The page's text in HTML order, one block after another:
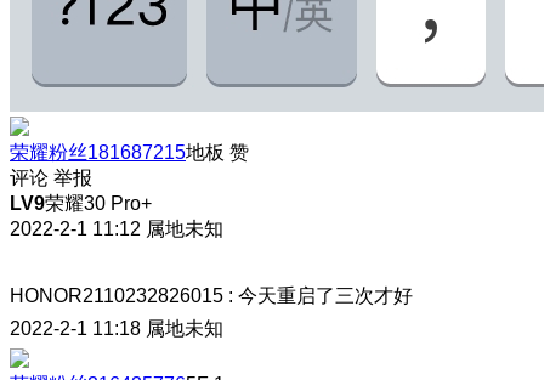
荣耀粉丝181687215地板 赞
评论 举报
LV9荣耀30 Pro+
2022-2-1 11:12 属地未知
HONOR2110232826015 : 今天重启了三次才好
2022-2-1 11:18 属地未知